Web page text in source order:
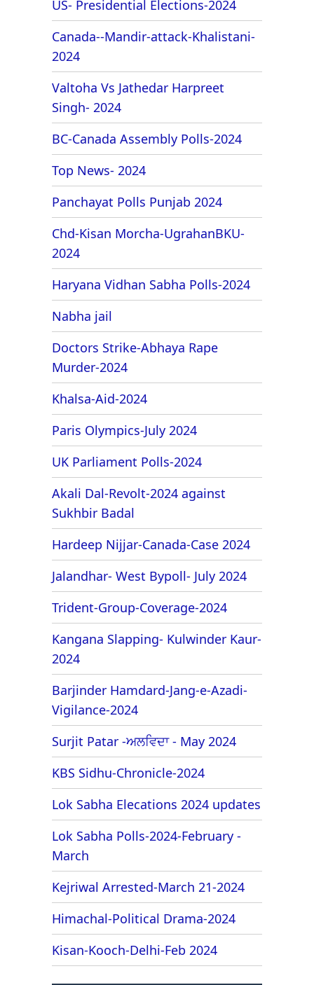
US- Presidential Elections-2024
Canada--Mandir-attack-Khalistani-
2024
Valtoha Vs Jathedar Harpreet
Singh- 2024
BC-Canada Assembly Polls-2024
Top News- 2024
Panchayat Polls Punjab 2024
Chd-Kisan Morcha-UgrahanBKU-
2024
Haryana Vidhan Sabha Polls-2024
Nabha jail
Doctors Strike-Abhaya Rape
Murder-2024
Khalsa-Aid-2024
Paris Olympics-July 2024
UK Parliament Polls-2024
Akali Dal-Revolt-2024 against
Sukhbir Badal
Hardeep Nijjar-Canada-Case 2024
Jalandhar- West Bypoll- July 2024
Trident-Group-Coverage-2024
Kangana Slapping- Kulwinder Kaur-
2024
Barjinder Hamdard-Jang-e-Azadi-
Vigilance-2024
Surjit Patar -ਅਲਵਿਦਾ - May 2024
KBS Sidhu-Chronicle-2024
Lok Sabha Elecations 2024 updates
Lok Sabha Polls-2024-February -
March
Kejriwal Arrested-March 21-2024
Himachal-Political Drama-2024
Kisan-Kooch-Delhi-Feb 2024